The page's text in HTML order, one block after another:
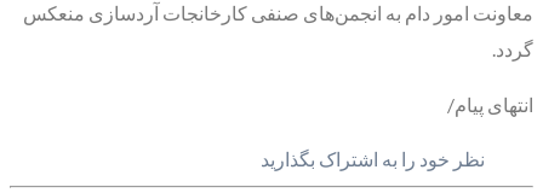
معاونت امور دام به انجمن‌های صنفی کارخانجات آردسازی منعکس
گردد.
انتهای پیام/
نظر خود را به اشتراک بگذارید